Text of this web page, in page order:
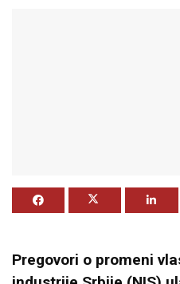
Pregovori o promeni